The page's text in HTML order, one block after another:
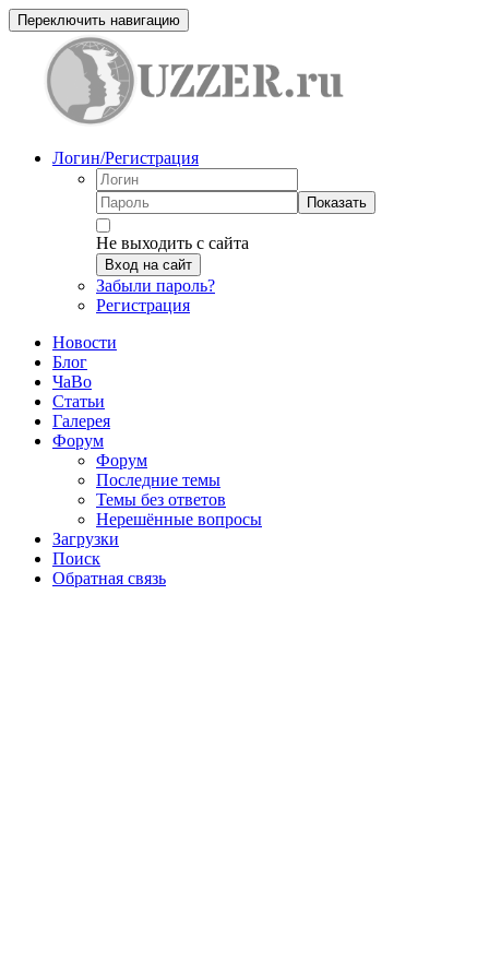
Переключить навигацию
Логин/Регистрация
Показать
Не выходить с сайта
Вход на сайт
Забыли пароль?
Регистрация
Новости
Блог
ЧаВо
Статьи
Галерея
Форум
Форум
Последние темы
Темы без ответов
Нерешённые вопросы
Загрузки
Поиск
Обратная связь